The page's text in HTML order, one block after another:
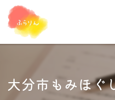
大分市もみほぐ